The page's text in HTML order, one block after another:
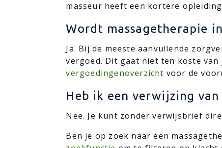
masseur heeft een kortere
Wordt massagetherapie
Ja. Bij de meeste aanvullende
vergoed. Dit gaat niet ten koste
vergoedingenoverzicht voor de
Heb ik een verwijzing
Nee. Je kunt zonder verwijsbrief
Ben je op zoek naar een